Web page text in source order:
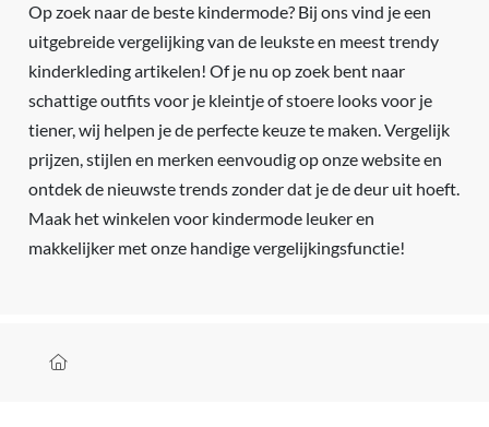
Op zoek naar de beste kindermode? Bij ons vind je een
uitgebreide vergelijking van de leukste en meest trendy
kinderkleding artikelen! Of je nu op zoek bent naar
schattige outfits voor je kleintje of stoere looks voor je
tiener, wij helpen je de perfecte keuze te maken. Vergelijk
prijzen, stijlen en merken eenvoudig op onze website en
ontdek de nieuwste trends zonder dat je de deur uit hoeft.
Maak het winkelen voor kindermode leuker en
makkelijker met onze handige vergelijkingsfunctie!
Kruimelpad